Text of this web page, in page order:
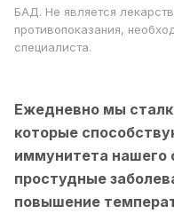
БАД. Не является
противопоказания,
специалиста.
Ежедневно мы
которые
иммунитета нашего
простудные
повышение